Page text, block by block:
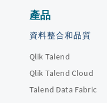
產品
資料整合和品質
Qlik Talend
Qlik Talend Cloud
Talend Data Fabric